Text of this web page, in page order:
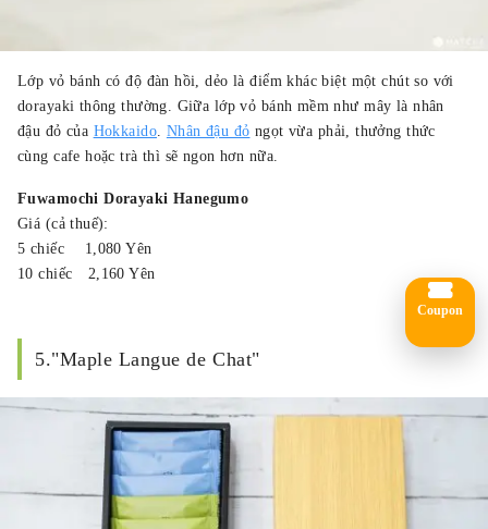
Lớp vỏ bánh có độ đàn hồi, dẻo là điểm khác biệt một chút so với
dorayaki thông thường. Giữa lớp vỏ bánh mềm như mây là nhân
đậu đỏ của Hokkaido Nhân đậu đỏ ngọt vừa phải, thưởng thức
cùng cafe hoặc trà thì sẽ ngon hơn nữa.
Fuwamochi Dorayaki Hanegumo
Giá (cả thuế):
5 chiếc 1,080 Yên
10 chiếc 2,160 Yên
5."Maple Langue de Chat"
Coupon